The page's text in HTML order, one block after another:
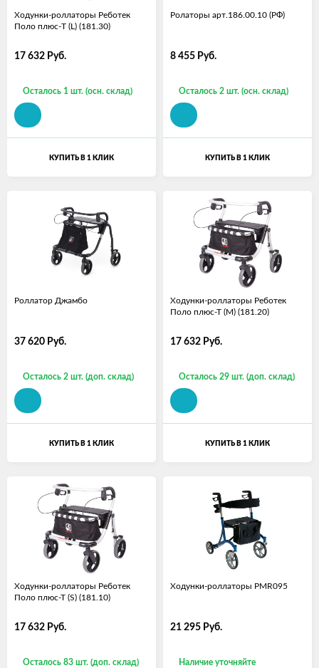
Ходунки-роллаторы Реботек
Поло плюс-T (L) (181.30)
17 632 Руб.
Осталось 1 шт. (осн. склад)
КУПИТЬ В 1 КЛИК
Ролаторы арт.186.00.10 (РФ)
8 455 Руб.
Осталось 2 шт. (осн. склад)
КУПИТЬ В 1 КЛИК
Роллатор Джамбо
37 620 Руб.
Осталось 2 шт. (доп. склад)
КУПИТЬ В 1 КЛИК
Ходунки-роллаторы Реботек
Поло плюс-Т (M) (181.20)
17 632 Руб.
Осталось 29 шт. (доп. склад)
КУПИТЬ В 1 КЛИК
Ходунки-роллаторы Реботек
Поло плюс-Т (S) (181.10)
17 632 Руб.
Осталось 83 шт. (доп. склад)
Ходунки-роллаторы PMR095
21 295 Руб.
Наличие уточняйте